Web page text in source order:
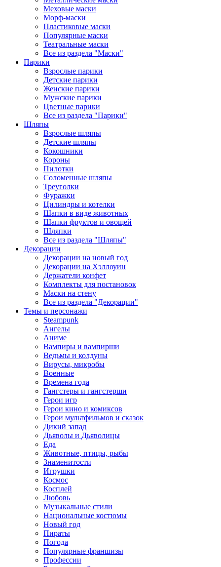
Меховые маски
Морф-маски
Пластиковые маски
Популярные маски
Театральные маски
Все из раздела "Маски"
Парики
Взрослые парики
Детские парики
Женские парики
Мужские парики
Цветные парики
Все из раздела "Парики"
Шляпы
Взрослые шляпы
Детские шляпы
Кокошники
Короны
Пилотки
Соломенные шляпы
Треуголки
Фуражки
Цилиндры и котелки
Шапки в виде животных
Шапки фруктов и овощей
Шляпки
Все из раздела "Шляпы"
Декорации
Декорации на новый год
Декорации на Хэллоуин
Держатели конфет
Комплекты для постановок
Маски на стену
Все из раздела "Декорации"
Темы и персонажи
Steampunk
Ангелы
Аниме
Вампиры и вампирши
Ведьмы и колдуны
Вирусы, микробы
Военные
Времена года
Гангстеры и гангстерши
Герои игр
Герои кино и комиксов
Герои мультфильмов и сказок
Дикий запад
Дьяволы и Дьяволицы
Еда
Животные, птицы, рыбы
Знаменитости
Игрушки
Космос
Косплей
Любовь
Музыкальные стили
Национальные костюмы
Новый год
Пираты
Погода
Популярные франшизы
Профессии